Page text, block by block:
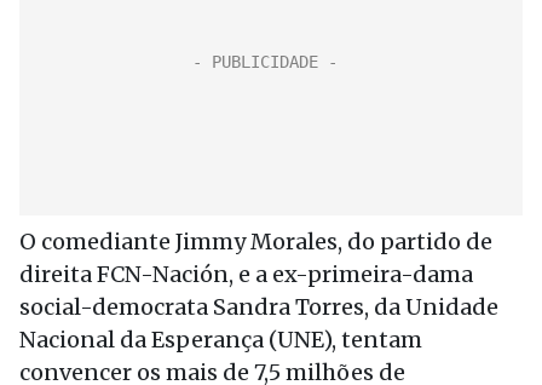
O comediante Jimmy Morales, do partido de
direita FCN-Nación, e a ex-primeira-dama
social-democrata Sandra Torres, da Unidade
Nacional da Esperança (UNE), tentam
convencer os mais de 7,5 milhões de